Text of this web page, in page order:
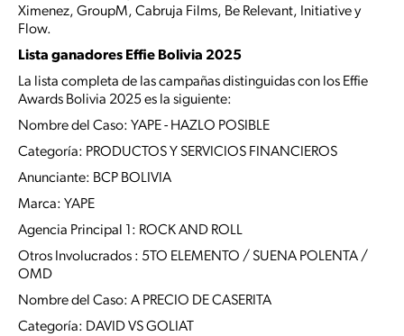
Ximenez, GroupM, Cabruja Films, Be Relevant, Initiative y
Flow.
Lista ganadores Effie Bolivia 2025
La lista completa de las campañas distinguidas con los Effie
Awards Bolivia 2025 es la siguiente:
Nombre del Caso: YAPE - HAZLO POSIBLE
Categoría: PRODUCTOS Y SERVICIOS FINANCIEROS
Anunciante: BCP BOLIVIA
Marca: YAPE
Agencia Principal 1: ROCK AND ROLL
Otros Involucrados : 5TO ELEMENTO / SUENA POLENTA /
OMD
Nombre del Caso: A PRECIO DE CASERITA
Categoría: DAVID VS GOLIAT